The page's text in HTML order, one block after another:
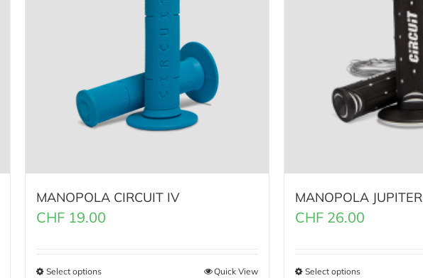
MANOPOLA CIRCUIT IV
CHF 19.00
Select options Quick View
MANOPOLA JUPITER
CHF26.00
Select options